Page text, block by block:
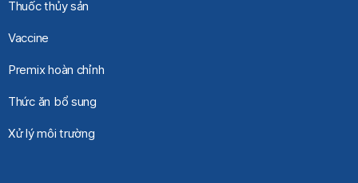
Thuốc thủy sản
Vaccine
Premix hoàn chỉnh
Thức ăn bổ sung
Xử lý môi trường